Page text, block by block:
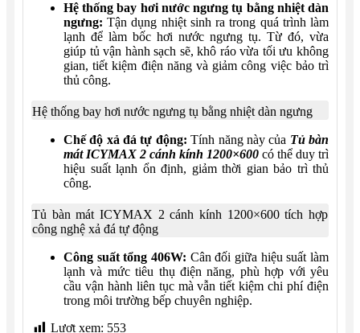
Hệ thống bay hơi nước ngưng tụ bằng nhiệt dàn
ngưng: Tận dụng nhiệt sinh ra trong quá trình làm
lạnh để làm bốc hơi nước ngưng tụ. Từ đó, vừa
giúp tủ vận hành sạch sẽ, khô ráo vừa tối ưu không
gian, tiết kiệm điện năng và giảm công việc bảo trì
thủ công.
Hệ thống bay hơi nước ngưng tụ bằng nhiệt dàn ngưng
Chế độ xả đá tự động: Tính năng này của Tủ bàn
mát ICYMAX 2 cánh kính 1200×600 có thể duy trì
hiệu suất lạnh ổn định, giảm thời gian bảo trì thủ
công.
Tủ bàn mát ICYMAX 2 cánh kính 1200×600 tích hợp
công nghệ xả đá tự động
Công suất tổng 406W: Cân đối giữa hiệu suất làm
lạnh và mức tiêu thụ điện năng, phù hợp với yêu
cầu vận hành liên tục mà vẫn tiết kiệm chi phí điện
trong môi trường bếp chuyên nghiệp.
Lượt xem: 553